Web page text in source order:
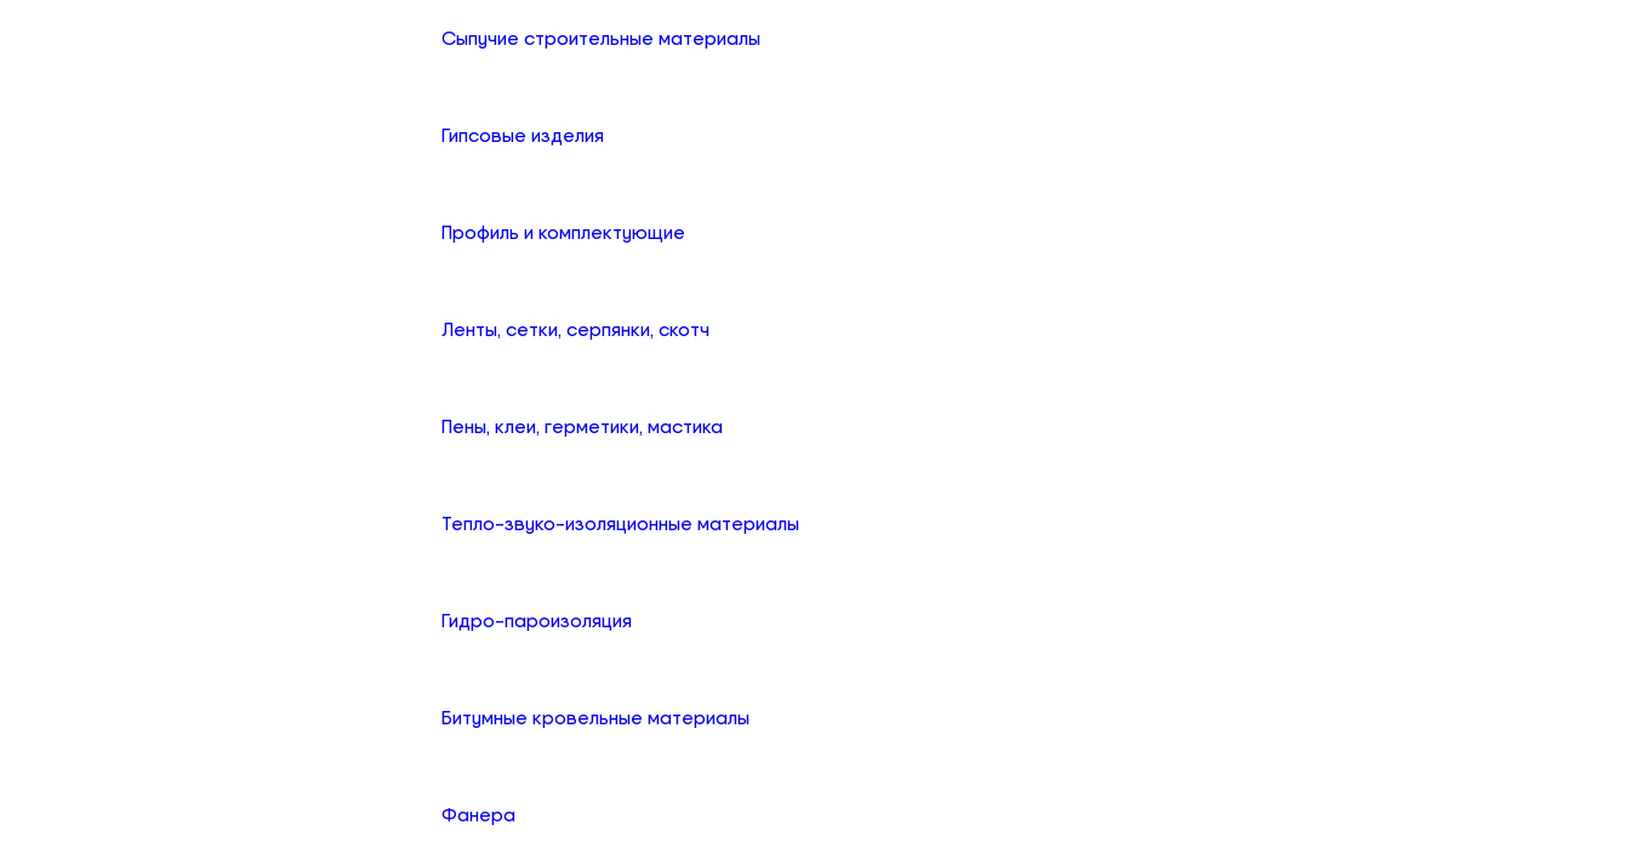
Сыпучие строительные материалы
Гипсовые изделия
Профиль и комплектующие
Ленты, сетки, серпянки, скотч
Пены, клеи, герметики, мастика
Тепло-звуко-изоляционные материалы
Гидро-пароизоляция
Битумные кровельные материалы
Фанера